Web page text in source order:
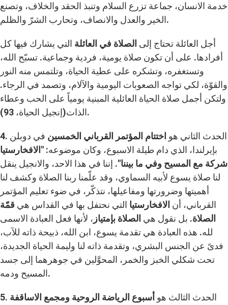
خدمة الانسان، جماعة تزرع السلام وتنبذ الحقد والخلاف، وتصنع
الخير والعدل والانصاف، وتحارب الشرّ والظلم.
أجل العائلة تحتاج إلى الصلاة في العائلة التي يشارك فيها كل
أفرادها. على أن تكون صلاة يومية، فردية وجماعية. تسبّح الله،
وتستغفره، وتشكره على عطية الحياة، وتلتمس منه النور
والقوّة، لكي تواجه الصعوبات اليومية والآلام، وتصمد في الرجاء.
ولتكن أجمل صلاة الحياة العائلية المبنية يومياً على الحب وعطاء
الذات(إنجيل الحياة، 93).
4. الحدث الثاني هو اختتام المؤتمر القرباني الخمسين في دوبلن
بإيرلندا، الذي دام طيلة الاسبوع، وكان موضوعه: " الافخارستيا
شركة مع المسيح وفي ما بيننا". إننا في هذا الاحد، والانجيل ينقل
لنا صلاة يسوع لأبيه السماوي، وقد علّمنا ربنا الصلاة وكشف لنا
أهميتها وضرورتها ومفاعيلها، نتذكّر، في ضوء تعليم المؤتمر
القرباني، أن الافخارستيا التي نحتفل بها في القداس هي قمّة
الصلاة. بل نقول هي الصلاة بإمتياز ، لأنها فعل العبادة الاسمى
لله. هذه العبادة هي تقدمة يسوع، ابن الله، ذبيحة ذاته للآب،
فدىً عن الجنس البشري، وتقدمة ذاته لنا وليمة الحياة الجديدة،
تحت شكلي الخبز والخمر، المحوَّلين في جوهرهما إلى جسد
المسيح ودمه.
5. الحدث الثالث هو أسبوع الرياضة الروحية ومجمع الاساقفة